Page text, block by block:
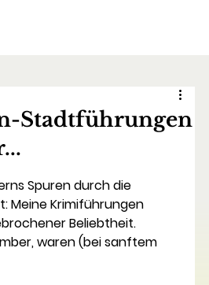
Stadtführungen
bewertet.
Spuren durch die
Meine Krimiführungen
Beliebtheit.
waren (bei sanftem